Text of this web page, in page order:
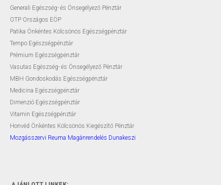
Generali Egészség- és Önsegélyező Pénztár
OTP Országos EÖP
Patika Önkéntes Kölcsönös Egészségpénztár
Tempo Egészségpénztár
Prémium Egészségpénztár
Vasutas Egészség- és Önsegélyező Pénztár
MBH Gondoskodás Egészségpénztár
Medicina Egészségpénztár
Dimenzió Egészségpénztár
Vitamin Egészségpénztár
Honvéd Önkéntes Kölcsönös Kiegészítő Pénztár
Mozgásszervi Reuma Magánrendelés Dunakeszi